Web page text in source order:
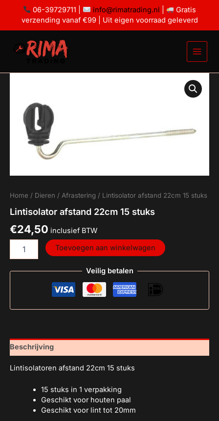
06-39729711 | info@rimatrading.nl
Gratis
verzending vanaf €99 | Uit eigen voorraad geleverd
Home / Dieren / Afrastering / Lintisolator afstand 22cm 15 stuks
Lintisolator afstand 22cm 15 stuks
€24,50 inclusief BTW
stuks
aantal
Toevoegen aan winkelwagen
Veilig betalen
Beschrijving
Lintisolatoren afstand 22cm 15 stuks
15 stuks in 1 verpakking
Geschikt voor houten paal
Geschikt voor lint tot 20mm
stuks
aantal